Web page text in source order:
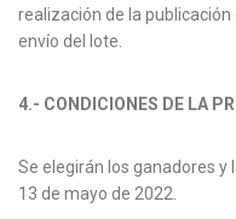
realización de la
envío del lote.
4.- CONDICIONES DE LA
Se elegirán los ganadores
13 de mayo de 2022.